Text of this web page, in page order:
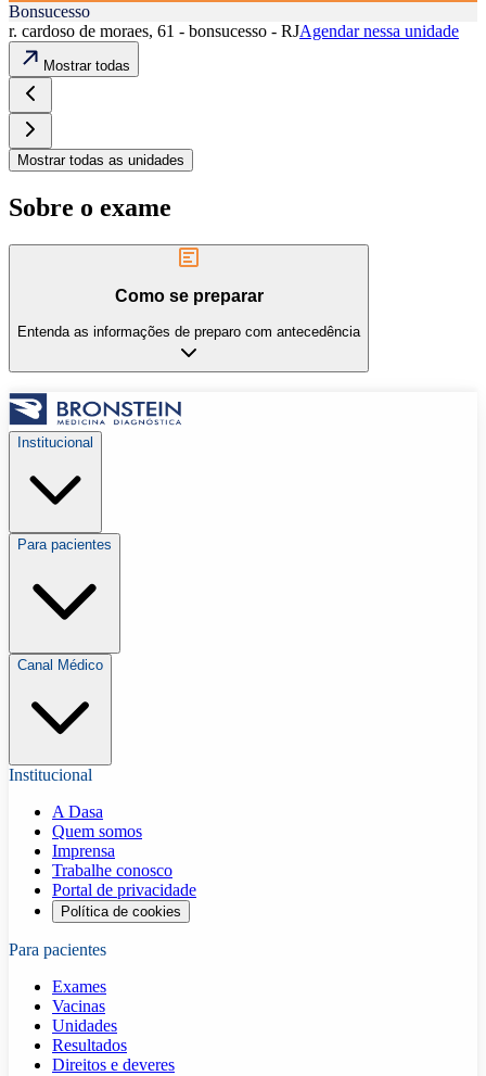
Bonsucesso
r. cardoso de moraes, 61 - bonsucesso - RJAgendar nessa unidade
Mostrar todas
Mostrar todas as unidades
Sobre o exame
Como se preparar
Entenda as informações de preparo com antecedência
Institucional
Para pacientes
Canal Médico
Institucional
A Dasa
Quem somos
Imprensa
Trabalhe conosco
Portal de privacidade
Política de cookies
Para pacientes
Exames
Vacinas
Unidades
Resultados
Direitos e deveres